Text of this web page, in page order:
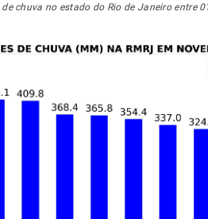
chuva no estado do Rio de Janeiro entre